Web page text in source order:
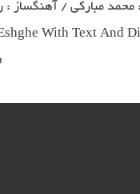
محمد مبارکی / آهنگساز :
With Text And